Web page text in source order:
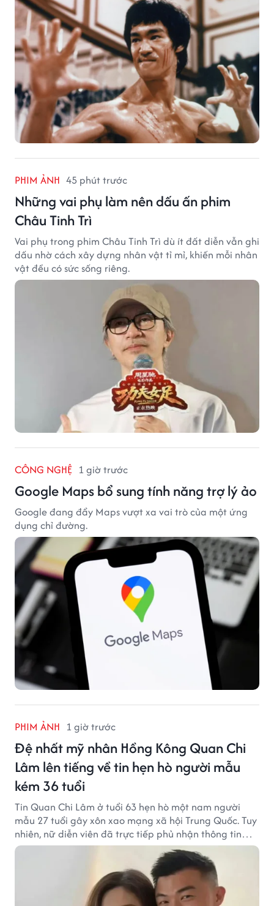
PHIM ẢNH 45 phút trước
Những vai phụ làm nên dấu ấn phim
Châu Tinh Trì
Vai phụ trong phim Châu Tinh Trì dù ít đất diễn vẫn ghi
dấu nhờ cách xây dựng nhân vật tỉ mỉ, khiến mỗi nhân
vật đều có sức sống riêng.
CÔNG NGHỆ 1 giờ trước
Google Maps bổ sung tính năng trợ lý ảo
Google đang đẩy Maps vượt xa vai trò của một ứng
dụng chỉ đường.
PHIM ẢNH 1 giờ trước
Đệ nhất mỹ nhân Hồng Kông Quan Chi
Lâm lên tiếng về tin hẹn hò người mẫu
kém 36 tuổi
Tin Quan Chi Lâm ở tuổi 63 hẹn hò một nam người
mẫu 27 tuổi gây xôn xao mạng xã hội Trung Quốc. Tuy
nhiên, nữ diễn viên đã trực tiếp phủ nhận thông tin
này.